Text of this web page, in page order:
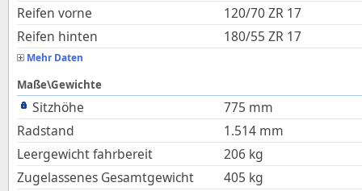
Reifen vorne
120/70 ZR 17
Reifen hinten
180/55 ZR 17
Mehr Daten
Maße\Gewichte
Sitzhöhe 775 mm
Radstand
1.514 mm
Leergewicht fahrbereit
206 kg
Zugelassenes Gesamtgewicht
405 kg